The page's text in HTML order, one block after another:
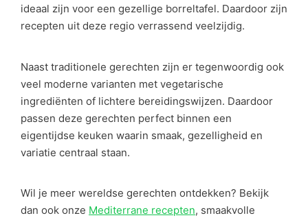
ideaal zijn voor een gezellige borreltafel. Daardoor zijn
recepten uit deze regio verrassend veelzijdig.
Naast traditionele gerechten zijn er tegenwoordig ook
veel moderne varianten met vegetarische
ingrediënten of lichtere bereidingswijzen. Daardoor
passen deze gerechten perfect binnen een
eigentijdse keuken waarin smaak, gezelligheid en
variatie centraal staan.
Wil je meer wereldse gerechten ontdekken? Bekijk
dan ook onze Mediterrane recepten, smaakvolle